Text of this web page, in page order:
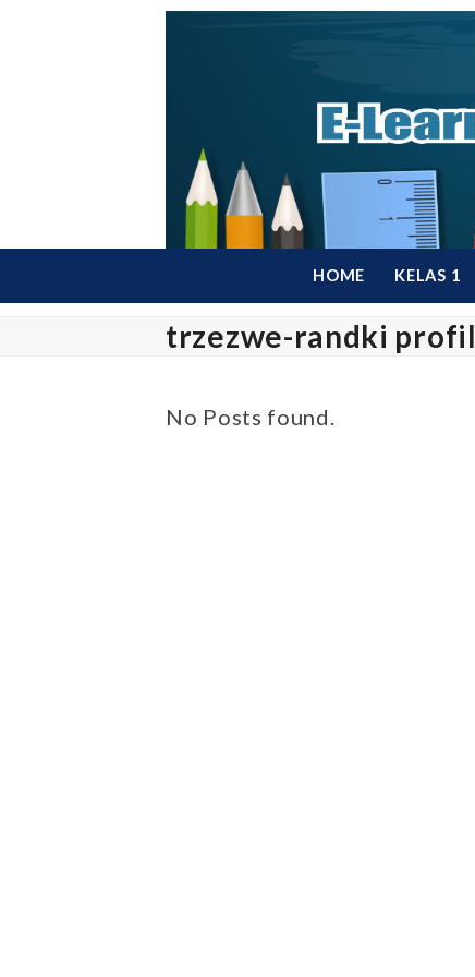
HOME KELAS 1
trzezwe-randki profil
No Posts found.